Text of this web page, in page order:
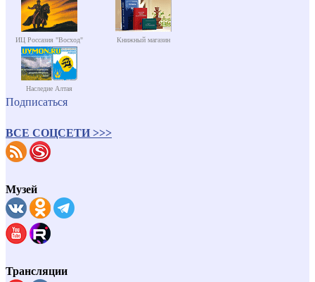
ИЦ Россазия "Восход" Книжный магазин
Наследие Алтая
Подписаться
ВСЕ СОЦСЕТИ >>>
Музей
Трансляции